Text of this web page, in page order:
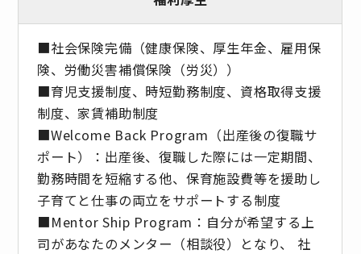
■社会保険完備（健康保険、厚生年金、雇用保
険、労働災害補償保険（労災））
■育児支援制度、時短勤務制度、資格取得支援
制度、家賃補助制度
■Welcome Back Program（出産後の復職サ
ポート）：出産後、復職した際には一定期間、
勤務時間を短縮する他、保育施設費等を援助し
子育てと仕事の両立をサポートする制度
■Mentor Ship Program：自分が希望する上
司があなたのメンター（相談役）となり、 社